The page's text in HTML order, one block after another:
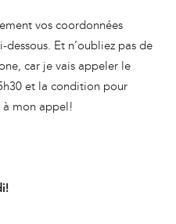
vos coordonnées
Et n’oubliez pas de
car je vais appeler le
et la condition pour
à mon appel!